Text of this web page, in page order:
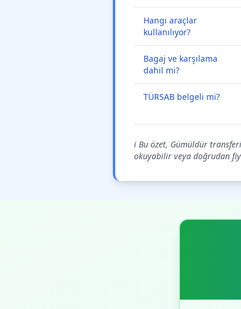
Hangi araçlar
kullanılıyor?
Bagaj ve karşılama
dahil mi?
TÜRSAB belgeli mi?
ℹ️ Bu özet, Gümüldür
okuyabilir veya doğrudan